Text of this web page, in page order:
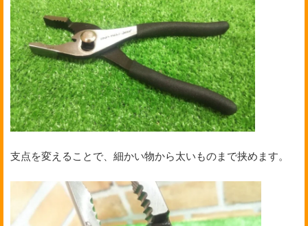
支点を変えることで、細かい物から太いものまで挟めます。